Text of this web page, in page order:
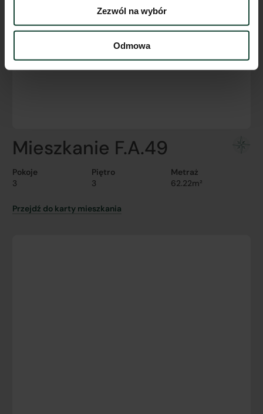
Zezwól na wybór
Odmowa
Mieszkanie F.A.49
Pokoje
3
Piętro
3
Metraż
62.22m²
Przejdź do karty mieszkania